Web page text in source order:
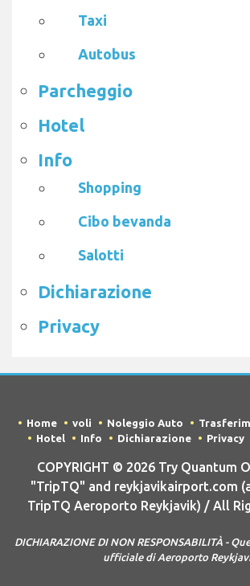
Taxi
Autobus
Parcheggio
Hotel
Info
Shopping
Cibo bevanda
Salotti
Dichiarazione
Privacy
Home voli Noleggio Auto
Hotel
Info Dichiarazione Privacy
COPYRIGHT © 2026 Try Quantum
"TripTQ" and reykjavikairport.com
TripTQ Aeroporto Reykjavik) / All
DICHIARAZIONE DI NON RESPONSABILITÀ -
ufficiale di Aeroporto